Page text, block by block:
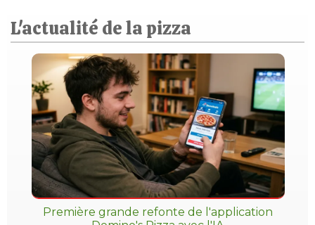
L'actualité de la pizza
Première grande refonte de l'application